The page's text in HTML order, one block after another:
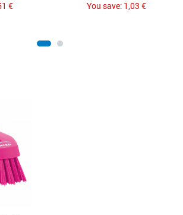
€
You save: 1,03 €